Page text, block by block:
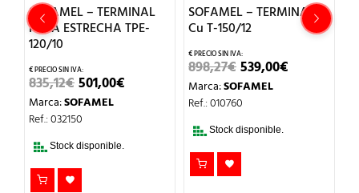
SOFAMEL – TERMINAL
PALA ESTRECHA TPE-
120/10
835,12€EL
PRECIO
ORIGINAL
ERA:
501,00€
Marca:SOFAMEL
Ref.: 032150
Stock disponible.
SOFAMEL – TERMINAL
Cu T-150/12
898,27€EL
PRECIO
ORIGINAL
ERA:
539,00€
Marca:SOFAMEL
Ref.: 010760
Stock disponible.